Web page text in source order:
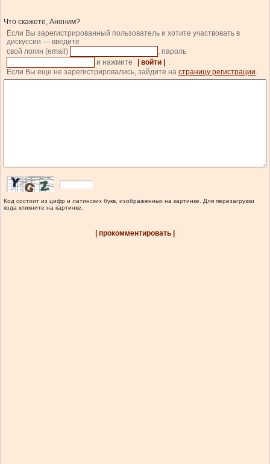
Что скажете, Аноним?
Если Вы зарегистрированный пользователь и хотите участвовать в
дискуссии — введите
свой логин (email)
, пароль
и нажмите
| войти |
.
Если Вы еще не зарегистрировались, зайдите на страницу регистрации.
Код состоит из цифр и латинских букв, изображенных на картинке. Для перезагрузки
кода кликните на картинке.
| прокомментировать |